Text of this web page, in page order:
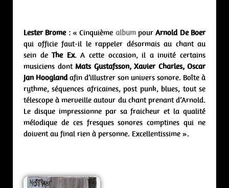
Lester Brome : « Cinquième albumpourArnold De Boer
qui officie faut-il le rappeler désormais au chant au
sein deThe Ex. A cette occasion, il a invité certains
musiciens dont Mats Gustafsson, Xavier Charles, Oscar
Jan Hooglandafin d’illustrer son univers sonore. Boîte à
rythme, séquences africaines, post punk, blues, tout se
télescope à merveille autour du chant prenant d’Arnold.
Le disque impressionne par sa fraicheur et la qualité
mélodique de ces fresques sonores comptines qui ne
doivent au final rien à personne. Excellentissime ».